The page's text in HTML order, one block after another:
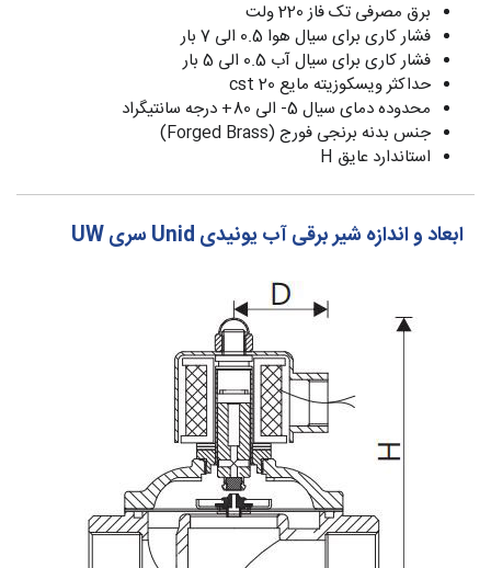
برق مصرفی تک فاز 220 ولت
فشار کاری برای سیال هوا 0.5 الی 7 بار
فشار کاری برای سیال آب 0.5 الی 5 بار
حداکثر ویسکوزیته مایع 20 cst
محدوده دمای سیال 5- الی 80+ درجه سانتیگراد
جنس بدنه برنجی فورج (Forged Brass)
استاندارد عایق H
ابعاد و اندازه شیر برقی آب یونیدی Unid سری UW